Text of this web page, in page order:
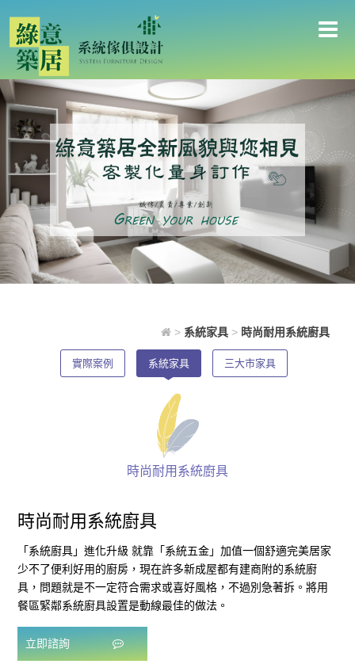
時尚耐用系統廚具
> 系統家具> 時尚耐用系統廚具
實際案例 系統家具 三大市家具
時尚耐用系統廚具
時尚耐用系統廚具
「系統廚具」進化升級 就靠「系統五金」加值一個舒適完美居家
少不了便利好用的廚房，現在許多新成屋都有建商附的系統廚
具，問題就是不一定符合需求或喜好風格，不過別急著拆。將用
餐區緊鄰系統廚具設置是動線最佳的做法。
立即諮詢